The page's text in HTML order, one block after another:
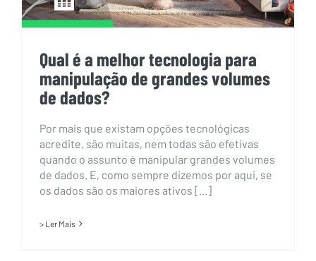
Qual é a melhor tecnologia para
manipulação de grandes volumes
de dados?
Por mais que existam opções tecnológicas
acredite, são muitas, nem todas são efetivas
quando o assunto é manipular grandes volumes
de dados. E, como sempre dizemos por aqui, se
os dados são os maiores ativos [...]
> Ler Mais